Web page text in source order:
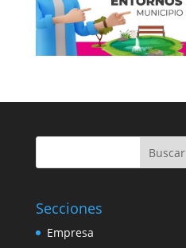
Buscar
Secciones
Empresa